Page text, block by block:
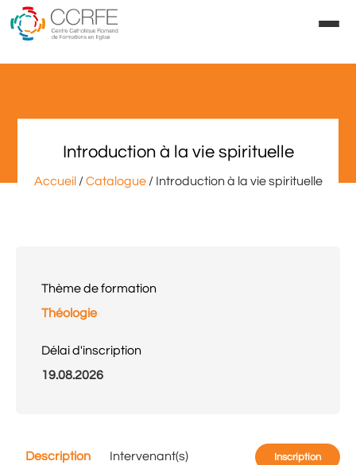
Aller
au
Introduction à la vie spirituelle
Accueil /Catalogue/ Introduction à la vie spirituelle
Thème de formation
Théologie
Délai d'inscription
19.08.2026
Description Intervenant(s) Inscription